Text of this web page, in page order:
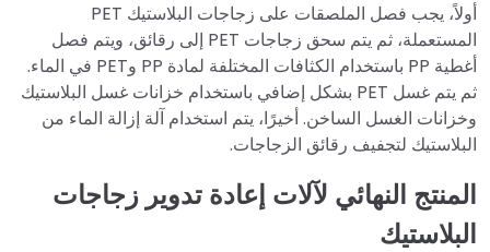
أولاً، يجب فصل الملصقات على زجاجات البلاستيك PET
المستعملة، ثم يتم سحق زجاجات PET إلى رقائق، ويتم فصل
أغطية PP باستخدام الكثافات المختلفة لمادة PP وPET في الماء.
ثم يتم غسل PET بشكل إضافي باستخدام خزانات غسل البلاستيك
وخزانات الغسل الساخن. أخيرًا، يتم استخدام آلة إزالة الماء من
البلاستيك لتجفيف رقائق الزجاجات.
المنتج النهائي لآلات إعادة تدوير زجاجات
البلاستيك